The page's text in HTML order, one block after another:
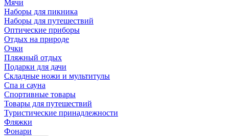
Мячи
Наборы для пикника
Наборы для путешествий
Оптические приборы
Отдых на природе
Очки
Пляжный отдых
Подарки для дачи
Складные ножи и мультитулы
Спа и сауна
Спортивные товары
Товары для путешествий
Туристические принадлежности
Фляжки
Фонари